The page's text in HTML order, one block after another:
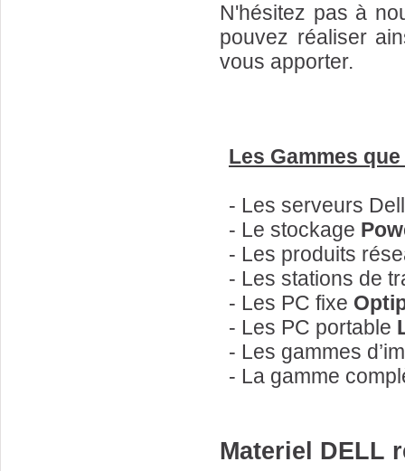
N'hésitez pas à
pouvez réaliser
vous apporter.
Les Gammes
- Les serveurs
- Le stockage
- Les produits
- Les stations de
- Les PC fixe
- Les PC portable
- Les gammes
- La gamme
Materiel DELL